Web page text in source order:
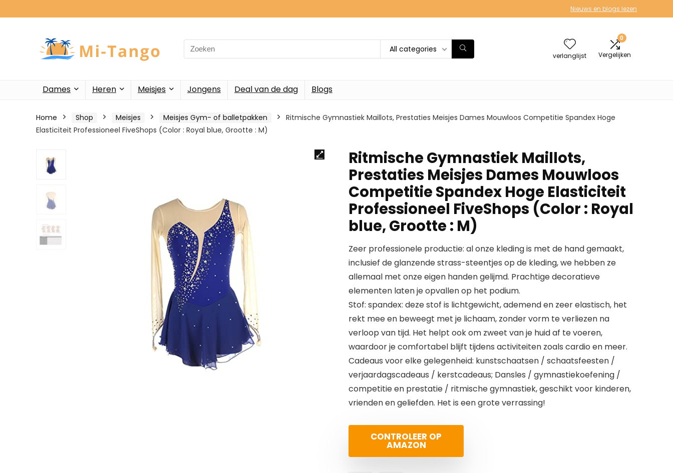
Nieuws en blogs lezen
Search
for:
All categories
verlanglijst
0
Vergelijken
Dames Heren Meisjes Jongens Deal van de dag Blogs
Home Shop Meisjes Meisjes Gym- of balletpakken
Ritmische Gymnastiek Maillots, Prestaties Meisjes Dames Mouwloos Competitie Spandex Hoge
Elasticiteit Professioneel FiveShops (Color : Royal blue, Grootte : M)
Ritmische Gymnastiek Maillots,
Prestaties Meisjes Dames Mouwloos
Competitie Spandex Hoge Elasticiteit
Professioneel FiveShops (Color : Royal
blue, Grootte : M)
Zeer professionele productie: al onze kleding is met de hand gemaakt,
inclusief de glanzende strass-steentjes op de kleding, we hebben ze
allemaal met onze eigen handen gelijmd. Prachtige decoratieve
elementen laten je opvallen op het podium.
Stof: spandex: deze stof is lichtgewicht, ademend en zeer elastisch, het
rekt mee en beweegt met je lichaam, zonder vorm te verliezen na
verloop van tijd. Het helpt ook om zweet van je huid af te voeren,
waardoor je comfortabel blijft tijdens activiteiten zoals cardio en meer.
Cadeaus voor elke gelegenheid: kunstschaatsen / schaatsfeesten /
verjaardagscadeaus / kerstcadeaus; Dansles / gymnastiekoefening /
competitie en prestatie / ritmische gymnastiek, geschikt voor kinderen,
vrienden en geliefden. Het is een grote verrassing!
CONTROLEER OP
AMAZON